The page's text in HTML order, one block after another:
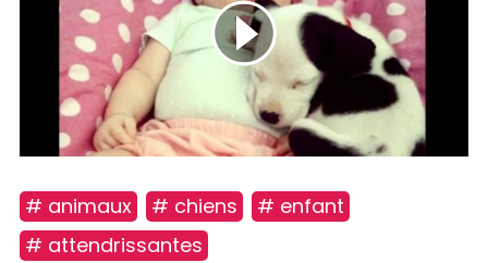
# animaux # chiens
# enfant
# attendrissantes